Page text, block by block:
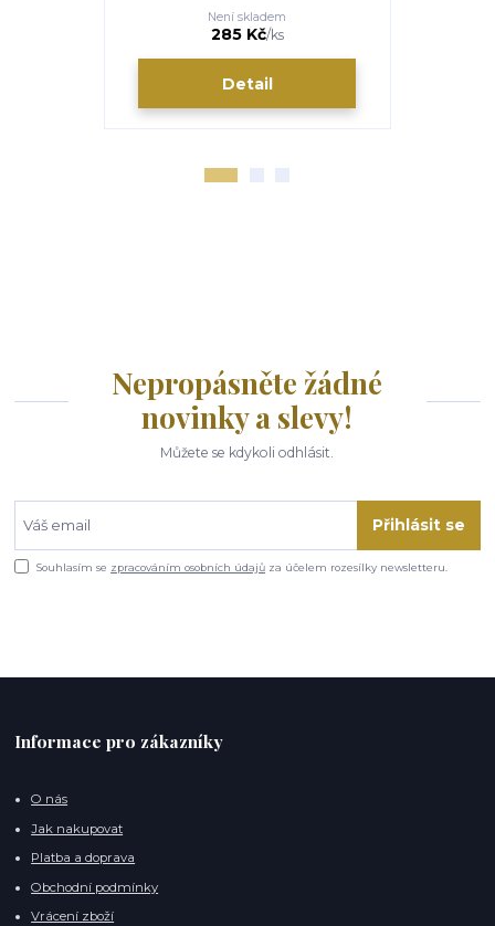
285 Kč/ks
Není skladem
Detail
Nepropásněte žádné
novinky a slevy!
Můžete se kdykoli odhlásit.
Přihlásit se
Souhlasím se zpracováním osobních údajů za účelem rozesílky newsletteru.
Informace pro zákazníky
O nás
Jak nakupovat
Platba a doprava
Obchodní podmínky
Vrácení zboží